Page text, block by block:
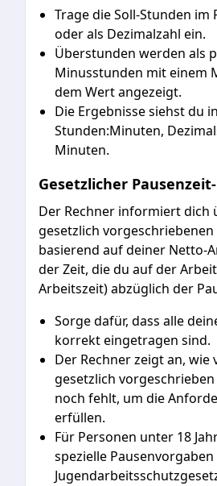
Trage die Soll-Stunden im
oder als Dezimalzahl ein.
Überstunden werden als
Minusstunden mit einem
dem Wert angezeigt.
Die Ergebnisse siehst du
Stunden:Minuten,
Minuten.
Gesetzlicher
Der Rechner informiert dich
gesetzlich vorgeschriebenen
basierend auf deiner Netto-
der Zeit, die du auf der
Arbeitszeit) abzüglich der
Sorge dafür, dass alle
korrekt eingetragen sind.
Der Rechner zeigt an, wie
gesetzlich
noch fehlt, um die
erfüllen.
Für Personen unter 18
spezielle